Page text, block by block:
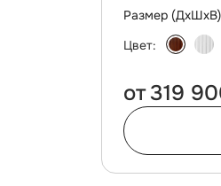
Размер
Цвет:
от319